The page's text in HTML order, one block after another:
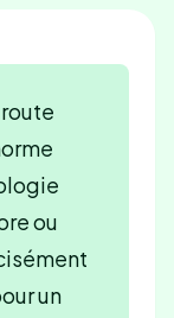
ou
un